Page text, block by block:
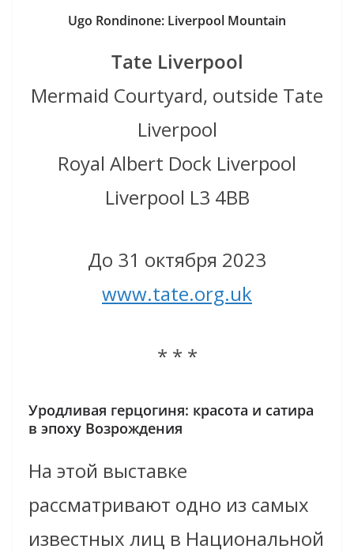
Ugo Rondinone: Liverpool Mountain
Tate Liverpool
Mermaid Courtyard, outside Tate
Liverpool
Royal Albert Dock Liverpool
Liverpool L3 4BB
До 31 октября 2023
www.tate.org.uk
* * *
Уродливая герцогиня: красота и сатира
в эпоху Возрождения
На этой выставке
рассматривают одно из самых
известных лиц в Национальной